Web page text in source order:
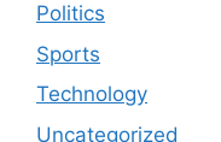
Politics
Sports
Technology
Uncategorized